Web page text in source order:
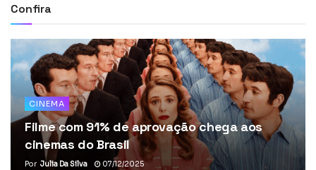
Confira
CINEMA
Filme com 91% de aprovação chega aos
cinemas do Brasil
Por Julia Da Silva 07/12/2025